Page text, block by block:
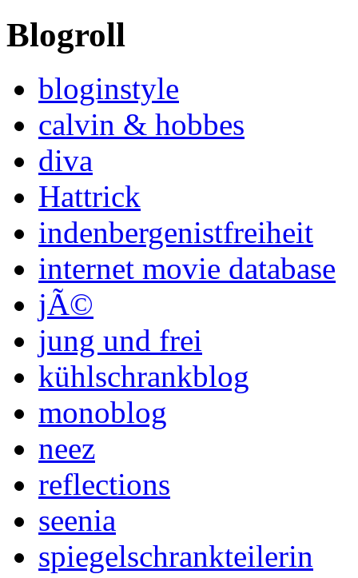
Blogroll
bloginstyle
calvin & hobbes
diva
Hattrick
indenbergenistfreiheit
internet movie database
jÃ©
jung und frei
kühlschrankblog
monoblog
neez
reflections
seenia
spiegelschrankteilerin